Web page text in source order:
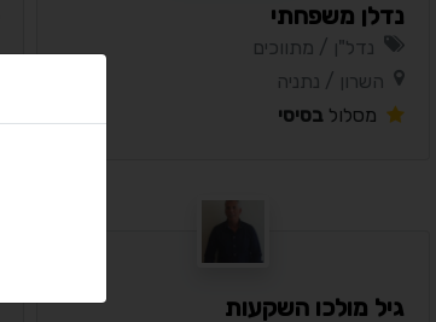
נדלן משפחתי
נדל"ן / מתווכים
השרון / נתניה
מסלול בסיסי
גיל מולכו השקעות